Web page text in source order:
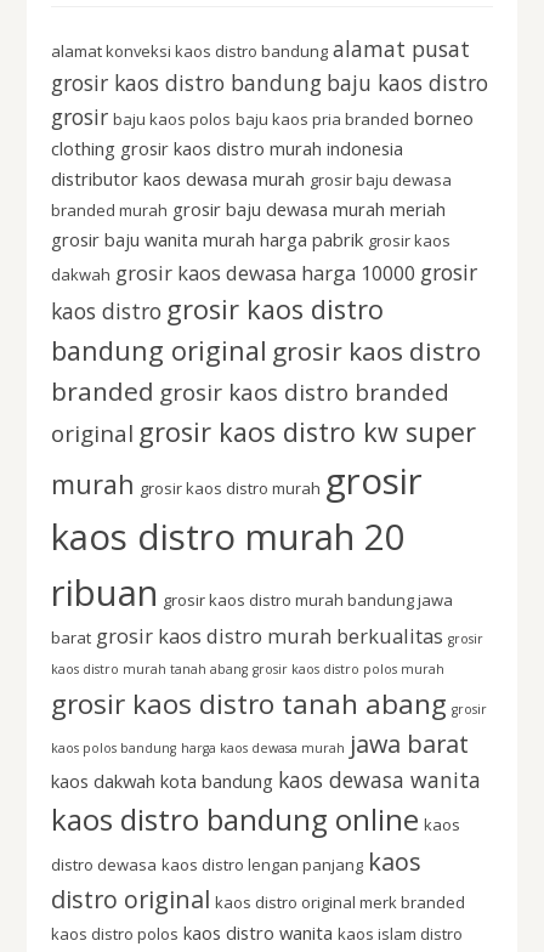
alamat konveksi kaos distro bandung alamat pusat
grosir kaos distro bandung baju kaos distro
grosir baju kaos polos baju kaos pria branded borneo
clothing grosir kaos distro murah indonesia
distributor kaos dewasa murah grosir baju dewasa
branded murah grosir baju dewasa murah meriah
grosir baju wanita murah harga pabrik grosir kaos
dakwah grosir kaos dewasa harga 10000 grosir
kaos distro grosir kaos distro
bandung original grosir kaos distro
branded grosir kaos distro branded
original grosir kaos distro kw super
murah grosir kaos distro murah grosir
kaos distro murah 20
ribuan grosir kaos distro murah bandung jawa
barat grosir kaos distro murah berkualitas grosir
kaos distro murah tanah abang grosir kaos distro polos murah
grosir kaos distro tanah abang grosir
kaos polos bandung harga kaos dewasa murah jawa barat
kaos dakwah kota bandung kaos dewasa wanita
kaos distro bandung online kaos
distro dewasa kaos distro lengan panjang kaos
distro original kaos distro original merk branded
kaos distro polos kaos distro wanita kaos islam distro